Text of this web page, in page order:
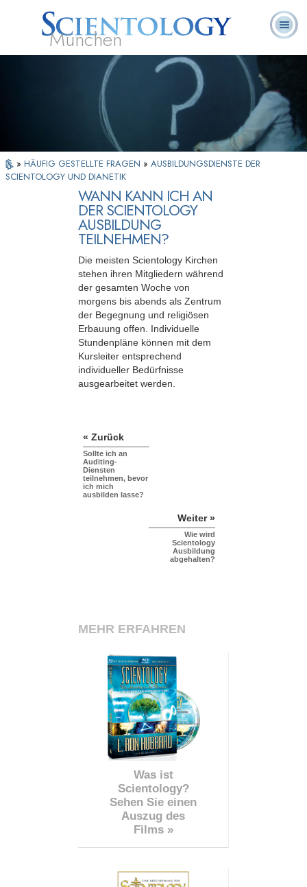
München
Scientology?
Ehrenamtliche
Geistliche
Häufig gestellte
Fragen
» HÄUFIG GESTELLTE FRAGEN » AUSBILDUNGSDIENSTE DER
SCIENTOLOGY UND DIANETIK
WANN KANN ICH AN
DER SCIENTOLOGY
AUSBILDUNG
TEILNEHMEN?
Die meisten Scientology Kirchen
stehen ihren Mitgliedern während
der gesamten Woche von
morgens bis abends als Zentrum
der Begegnung und religiösen
Erbauung offen. Individuelle
Stundenpläne können mit dem
Kursleiter entsprechend
individueller Bedürfnisse
ausgearbeitet werden.
« Zurück
Sollte ich an
Auditing-
Diensten
teilnehmen, bevor
ich mich
ausbilden lasse?
Weiter »
Wie wird
Scientology
Ausbildung
abgehalten?
MEHR ERFAHREN
Was ist
Scientology?
Sehen Sie einen
Auszug des
Films »